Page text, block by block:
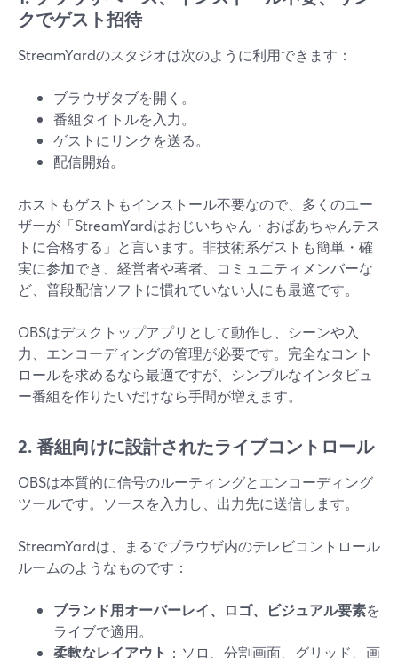
クでゲスト招待
StreamYardのスタジオは次のように利用できます：
ブラウザタブを開く。
番組タイトルを入力。
ゲストにリンクを送る。
配信開始。
ホストもゲストもインストール不要なので、多くのユー
ザーが「StreamYardはおじいちゃん・おばあちゃんテス
トに合格する」と言います。非技術系ゲストも簡単・確
実に参加でき、経営者や著者、コミュニティメンバーな
ど、普段配信ソフトに慣れていない人にも最適です。
OBSはデスクトップアプリとして動作し、シーンや入
力、エンコーディングの管理が必要です。完全なコント
ロールを求めるなら最適ですが、シンプルなインタビュ
ー番組を作りたいだけなら手間が増えます。
2. 番組向けに設計されたライブコントロール
OBSは本質的に信号のルーティングとエンコーディング
ツールです。ソースを入力し、出力先に送信します。
StreamYardは、まるでブラウザ内のテレビコントロール
ルームのようなものです：
ブランド用オーバーレイ、ロゴ、ビジュアル要素を
ライブで適用。
柔軟なレイアウト ：ソロ、分割画面、グリッド、画